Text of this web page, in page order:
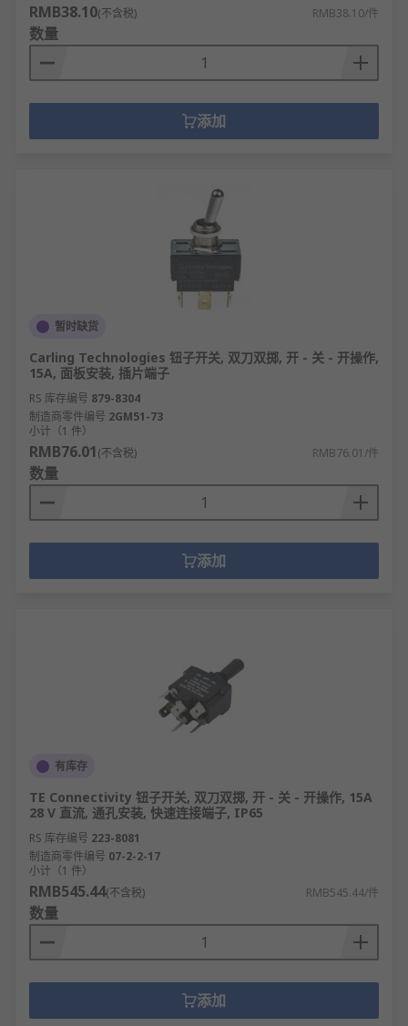
RMB38.10(不含税) RMB38.10/件
数量
添加
暂时缺货
Carling Technologies 钮子开关, 双刀双掷, 开 - 关 - 开操作,
15A, 面板安装, 插片端子
RS 库存编号 879-8304
制造商零件编号 2GM51-73
小计（1 件）
RMB76.01(不含税) RMB76.01/件
数量
添加
有库存
TE Connectivity 钮子开关, 双刀双掷, 开 - 关 - 开操作, 15A
28 V 直流, 通孔安装, 快速连接端子, IP65
RS 库存编号 223-8081
制造商零件编号 07-2-2-17
小计（1 件）
RMB545.44(不含税) RMB545.44/件
数量
添加